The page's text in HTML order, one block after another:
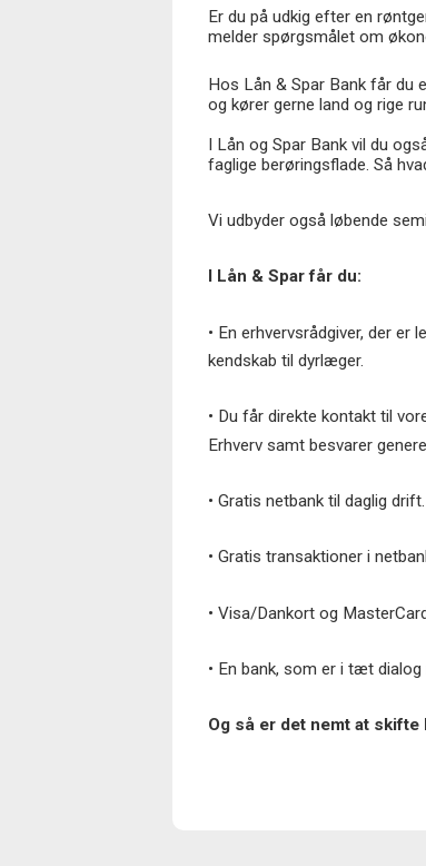
Er du på udkig efter en
melder spørgsmålet om
Hos Lån & Spar Bank får du
og kører gerne land og rige
I Lån og Spar Bank vil du
faglige berøringsflade. Så
Vi udbyder også løbende
I Lån & Spar får du:
• En erhvervsrådgiver, der
kendskab til dyrlæger.
• Du får direkte kontakt til
Erhverv samt besvarer
• Gratis netbank til daglig drift.
• Gratis transaktioner i
• Visa/Dankort og
• En bank, som er i tæt
Og så er det nemt at